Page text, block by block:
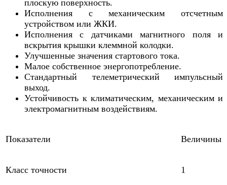
плоскую поверхность.
Исполнения с механическим отсчетным
устройством или ЖКИ.
Исполнения с датчиками магнитного поля и
вскрытия крышки клеммной колодки.
Улучшенные значения стартового тока.
Малое собственное энергопотребление.
Стандартный телеметрический импульсный
выход.
Устойчивость к климатическим, механическим и
электромагнитным воздействиям.
Показатели Величины
Класс точности 1